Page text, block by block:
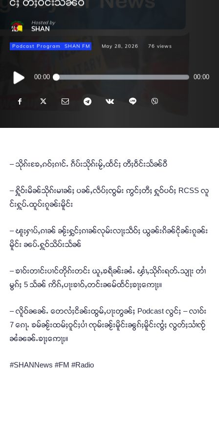
Hosted by
SHAN
Podcast Program SHAN FM May 28, 2026 76 views
Audio
Player
00:00 00:00
– သိုၵ်းၶႄႇၵဝ်ႈၵၢင်ႉ ၵဵပ်းသိုၵ်းမႂ်ႇထႅင်ႈ တီႈဝဵင်းသႅၼ်ဝီ
– ႁိူဝ်းမိၼ်သိုၵ်းမၢၼ်ႈ ပၼ်ႇလဵပ်ႈၸွမ်း ဢွင်ႈတီႈ ႁူဝ်ပဝ်ႈ RCSS လူ
င်းႁူပ်ႉထူပ်းၵူၼ်းမိူင်း
– ၽူႈႁၢပ်ႇၵၢၼ် ၼႂ်းႁွင်ႈၵၢၼ်လုမ်းလႃႈသဵဝ်ႈ ယွၼ်းၵိၼ်ငိုၼ်းၵူၼ်း
မိူင်း ၼပ်ႉႁူဝ်သိပ်းသႅၼ်
– ၶၢဝ်းတၢင်းပၢင်တိုၵ်းတင်း ယူႇၶရဵၼ်းၼႆႉ ၾၢႆႇသိုၵ်းရတ်ႉသျႃး တၢႆ
မွၵ်ႈ 5 သႅၼ် ဢိၵ်ႇပႃးၶၢဝ်ႇတင်းၼမ်ထႅင်ႈၶႃႈဢေႃႈ။
– လိူဝ်ၼၼ်ႉ တေလႆႈငိၼ်းထွမ်ႇပႃးတွၼ်ႈ Podcast လွင်ႈ – လၢဝ်း
7 ၵေႃႉ ၶမ်ၼႂ်းထမ်ႈဝူင်ႈပၢႆ ၸုမ်းၼႂ်းမိူင်းၼွၵ်ႈမိူင်းၸွႆႈ လွတ်ႈသၢႆၸႂ်
ၼႆၼၼ်ႉၶႃႈဢေႃႈ။
#SHANNews #FM #Radio